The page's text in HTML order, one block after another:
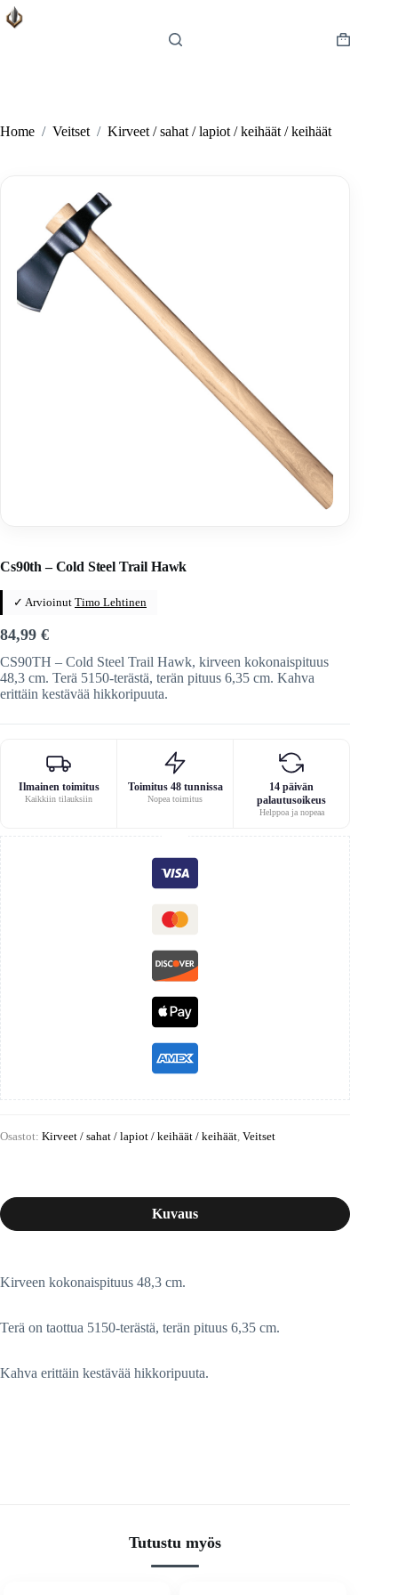
Skip
to
Shopping
Home / Veitset / Kirveet / sahat / lapiot / keihäät / keihäät
Cs90th – Cold Steel Trail Hawk
✓ Arvioinut Timo Lehtinen
84,99 €
CS90TH – Cold Steel Trail Hawk, kirveen kokonaispituus
48,3 cm. Terä 5150-terästä, terän pituus 6,35 cm. Kahva
erittäin kestävää hikkoripuuta.
Ilmainen toimitus
Kaikkiin tilauksiin
Toimitus 48 tunnissa
Nopea toimitus
14 päivän
palautusoikeus
Helppoa ja nopeaa
Osastot: Kirveet / sahat / lapiot / keihäät / keihäät Veitset
Kuvaus
Kirveen kokonaispituus 48,3 cm.
Terä on taottua 5150-terästä, terän pituus 6,35 cm.
Kahva erittäin kestävää hikkoripuuta.
Tutustu myös